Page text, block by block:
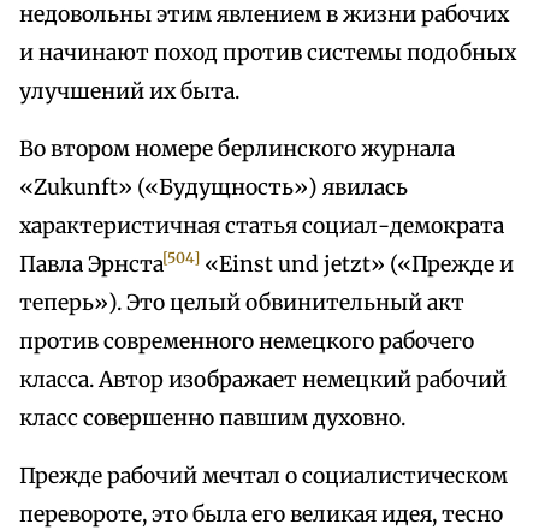
недовольны этим явлением в жизни рабочих
и начинают поход против системы подобных
улучшений их быта.
Во втором номере берлинского журнала
«Zukunft» («Будущность») явилась
характеристичная статья социал-демократа
Павла Эрнста[504] «Einst und jetzt» («Прежде и
теперь»). Это целый обвинительный акт
против современного немецкого рабочего
класса. Автор изображает немецкий рабочий
класс совершенно павшим духовно.
Прежде рабочий мечтал о социалистическом
перевороте, это была его великая идея, тесно